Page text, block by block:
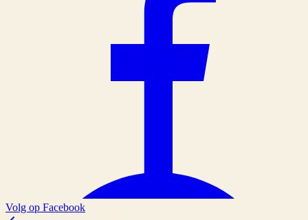
Volg op Facebook